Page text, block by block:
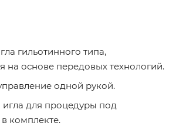
гильотинного типа,
на основе передовых технологий.
одной рукой.
игла для процедуры под
комплекте.